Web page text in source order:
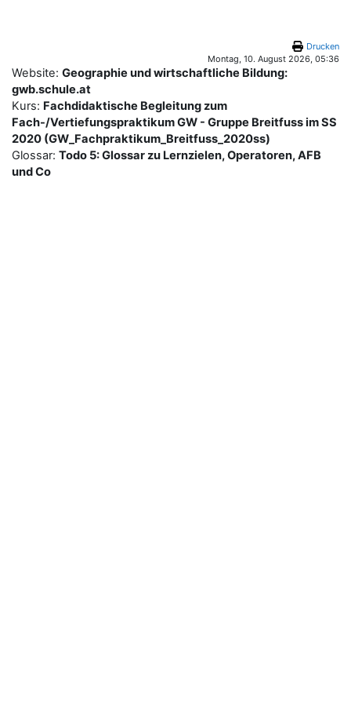
Drucken
Montag, 10. August 2026, 05:36
Website: Geographie und wirtschaftliche Bildung:
gwb.schule.at
Kurs: Fachdidaktische Begleitung zum
Fach-/Vertiefungspraktikum GW - Gruppe Breitfuss im SS
2020 (GW_Fachpraktikum_Breitfuss_2020ss)
Glossar: Todo 5: Glossar zu Lernzielen, Operatoren, AFB
und Co